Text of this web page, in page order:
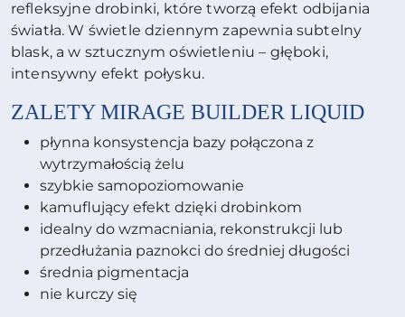
refleksyjne drobinki, które tworzą efekt odbijania
światła. W świetle dziennym zapewnia subtelny
blask, a w sztucznym oświetleniu – głęboki,
intensywny efekt połysku.
ZALETYMIRAGE BUILDER LIQUID
płynna konsystencja bazy połączona z
wytrzymałością żelu
szybkie samopoziomowanie
kamuflujący efekt dzięki drobinkom
idealny do wzmacniania, rekonstrukcji lub
przedłużania paznokci do średniej długości
średnia pigmentacja
nie kurczy się